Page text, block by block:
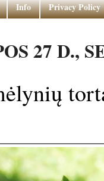
Info Privacy Policy
27 D.,